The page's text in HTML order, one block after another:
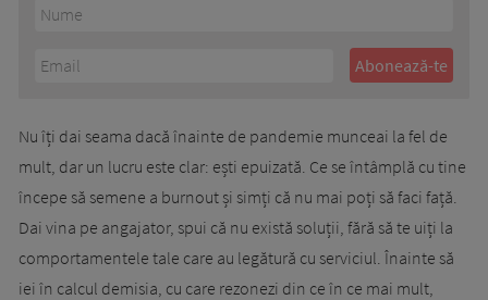
Nu îți dai seama dacă înainte de pandemie munceai la fel de
mult, dar un lucru este clar: ești epuizată. Ce se întâmplă cu tine
începe să semene a burnout și simți că nu mai poți să faci față.
Dai vina pe angajator, spui că nu există soluții, fără să te uiți la
comportamentele tale care au legătură cu serviciul. Înainte să
iei în calcul demisia, cu care rezonezi din ce în ce mai mult,